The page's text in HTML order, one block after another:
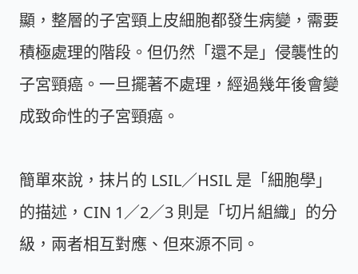
顯，整層的子宮頸上皮細胞都發生病變，需要
積極處理的階段。但仍然「還不是」侵襲性的
子宮頸癌。一旦擺著不處理，經過幾年後會變
成致命性的子宮頸癌。
簡單來說，抹片的 LSIL／HSIL 是「細胞學」
的描述，CIN 1／2／3 則是「切片組織」的分
級，兩者相互對應、但來源不同。